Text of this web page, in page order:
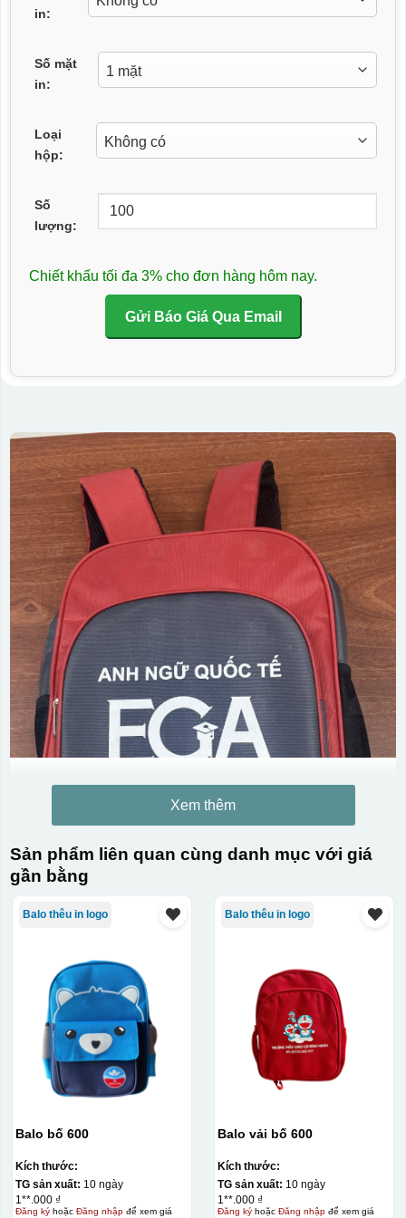
in:
Số mặt
in:
Loại
hộp:
Số
lượng:
Chiết khấu tối đa 3% cho đơn hàng hôm nay.
Gửi Báo Giá Qua Email
Xem thêm
Sản phẩm liên quan cùng danh mục với giá
gần bằng
Balo thêu in logo
Balo bố 600
Kích thước:
TG sản xuất: 10 ngày
1**.000 ₫
Đăng kýhoặc Đăng nhậpđể xem giá
Balo thêu in logo
Balo vải bố 600
Kích thước:
TG sản xuất: 10 ngày
1**.000 ₫
Đăng kýhoặc Đăng nhậpđể xem giá